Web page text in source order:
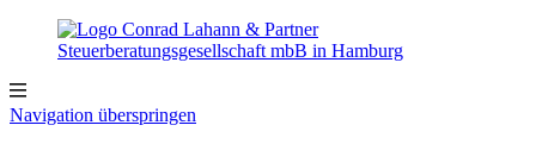
Navigation überspringen